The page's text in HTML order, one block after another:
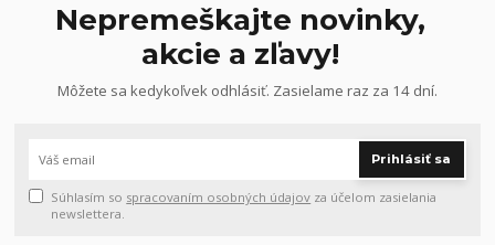
Nepremeškajte novinky,
akcie a zľavy!
Môžete sa kedykoľvek odhlásiť. Zasielame raz za 14 dní.
Prihlásiť sa
Súhlasím so spracovaním osobných údajov za účelom zasielania
newslettera.